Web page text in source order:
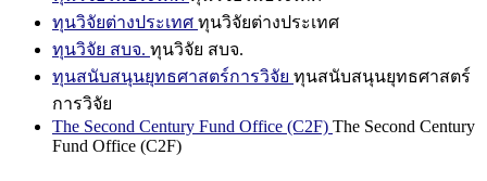
ทุนวิจัยต่างประเทศ ทุนวิจัยต่างประเทศ
ทุนวิจัย สบจ. ทุนวิจัย สบจ.
ทุนสนับสนุนยุทธศาสตร์การวิจัย ทุนสนับสนุนยุทธศาสตร์
การวิจัย
The Second Century Fund Office (C2F) The Second Century
Fund Office (C2F)